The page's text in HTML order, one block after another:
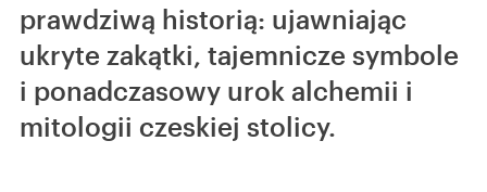
prawdziwą historią: ujawniając
ukryte zakątki, tajemnicze symbole
i ponadczasowy urok alchemii i
mitologii czeskiej stolicy.